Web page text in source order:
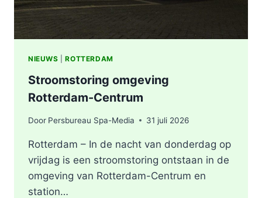
NIEUWS |ROTTERDAM
Stroomstoring omgeving
Rotterdam-Centrum
Door Persbureau Spa-Media 31 juli 2026
Rotterdam – In de nacht van donderdag op
vrijdag is een stroomstoring ontstaan in de
omgeving van Rotterdam-Centrum en
station…